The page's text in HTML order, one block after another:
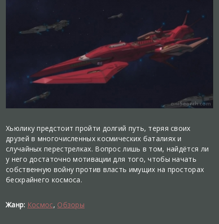
Хьюлику предстоит пройти долгий путь, теряя своих
друзей в многочисленных космических баталиях и
случайных перестрелках. Вопрос лишь в том, найдётся ли
у него достаточно мотивации для того, чтобы начать
собственную войну против власть имущих на просторах
бескрайнего космоса.
Жанр: Космос, Обзоры